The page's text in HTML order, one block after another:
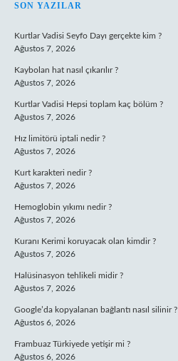
SIDEBAR
SON YAZILAR
Kurtlar Vadisi Seyfo Dayı gerçekte kim ?
Ağustos 7, 2026
Kaybolan hat nasıl çıkarılır ?
Ağustos 7, 2026
Kurtlar Vadisi Hepsi toplam kaç bölüm ?
Ağustos 7, 2026
Hız limitörü iptali nedir ?
Ağustos 7, 2026
Kurt karakteri nedir ?
Ağustos 7, 2026
Hemoglobin yıkımı nedir ?
Ağustos 7, 2026
Kuranı Kerimi koruyacak olan kimdir ?
Ağustos 7, 2026
Halüsinasyon tehlikeli midir ?
Ağustos 7, 2026
Google’da kopyalanan bağlantı nasıl silinir ?
Ağustos 6, 2026
Frambuaz Türkiyede yetişir mi ?
Ağustos 6, 2026